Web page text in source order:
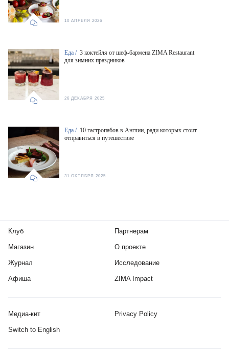
10 АПРЕЛЯ 2026
Еда / 3 коктейля от шеф-бармена ZIMA Restaurant
для зимних праздников
26 ДЕКАБРЯ 2025
Еда / 10 гастропабов в Англии, ради которых стоит
отправиться в путешествие
31 ОКТЯБРЯ 2025
Клуб
Магазин
Журнал
Афиша
Партнерам
О проекте
Исследование
ZIMA Impact
Медиа-кит Privacy Policy
Switch to English